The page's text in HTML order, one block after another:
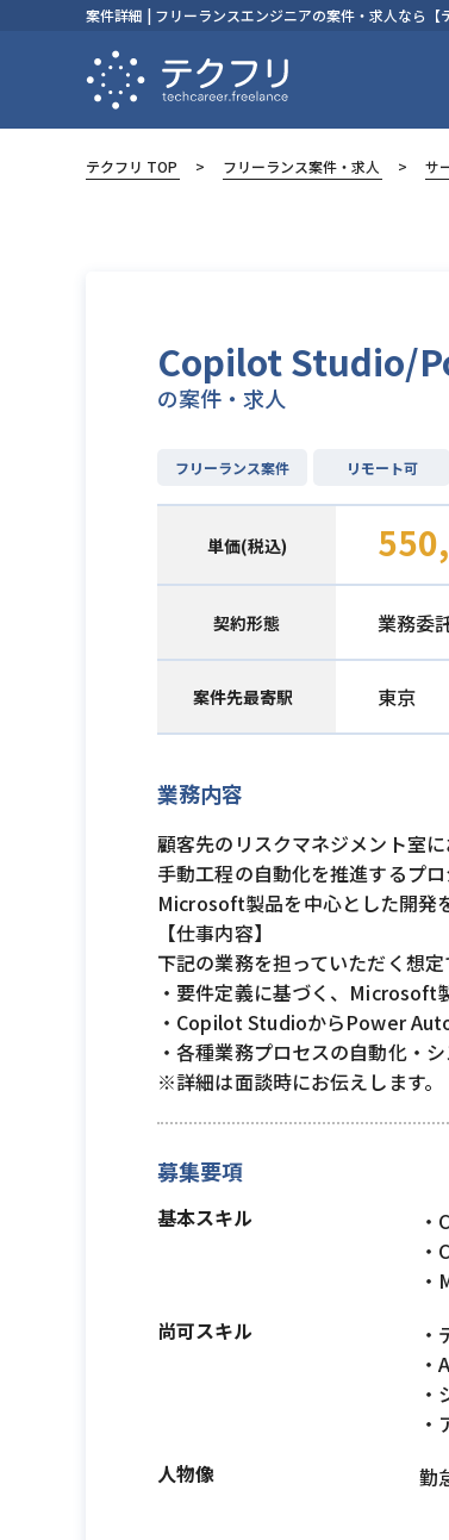
案件詳細 | フリーランスエンジニアの案件・求人なら【
テクフリ TOP フリーランス案件・求人 サ
Copilot Studio/
の案件・求人
フリーランス案件 リモート可
単価(税込)
契約形態 業務委
案件先最寄駅 東京
業務内容
顧客先のリスクマネジメント室
手動工程の自動化を推進するプ
Microsoft製品を中心とした開発
【仕事内容】
下記の業務を担っていただく想定
・要件定義に基づく、Microsoft
・Copilot StudioからPower
・各種業務プロセスの自動化・
※詳細は面談時にお伝えします。
募集要項
基本スキル
尚可スキル
人物像
勤